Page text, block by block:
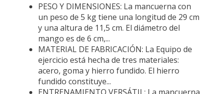
PESO Y DIMENSIONES: La mancuerna con
un peso de 5 kg tiene una longitud de 29 cm
y una altura de 11,5 cm. El diámetro del
mango es de 6 cm,...
MATERIAL DE FABRICACIÓN: La Equipo de
ejercicio está hecha de tres materiales:
acero, goma y hierro fundido. El hierro
fundido constituye...